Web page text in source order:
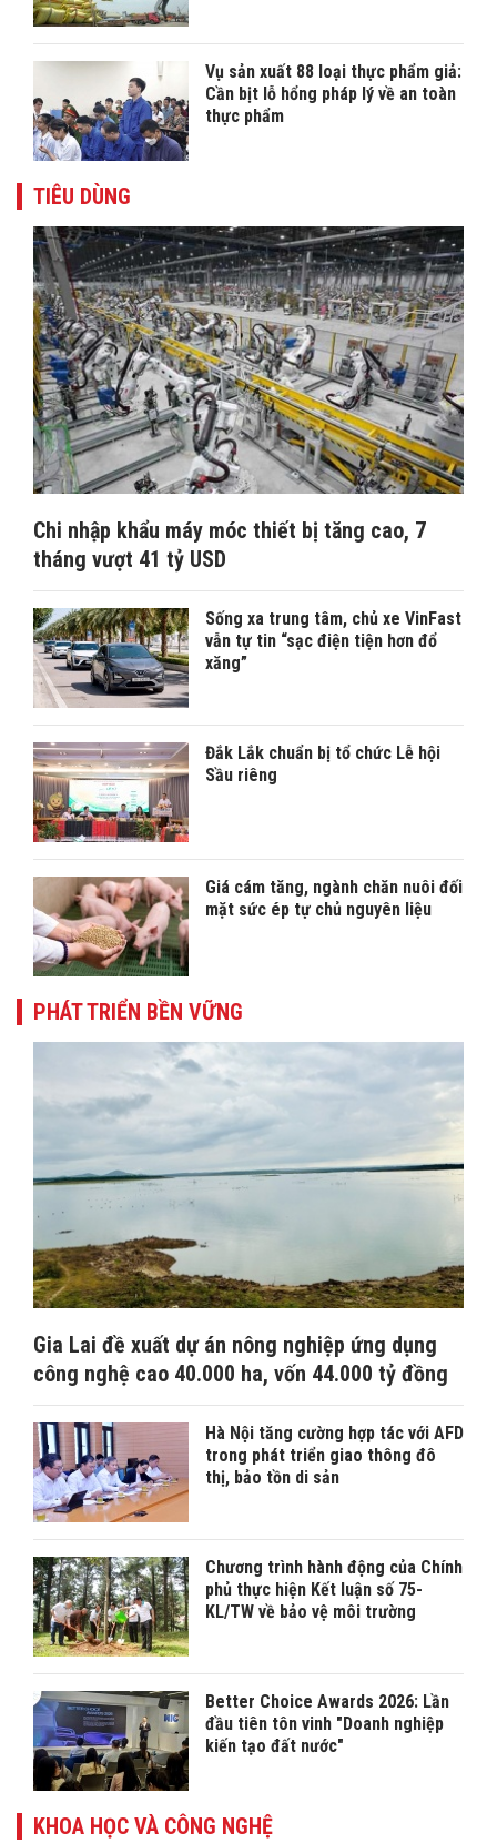
Vụ sản xuất 88 loại thực phẩm giả:
Cần bịt lỗ hổng pháp lý về an toàn
thực phẩm
TIÊU DÙNG
Chi nhập khẩu máy móc thiết bị tăng cao, 7
tháng vượt 41 tỷ USD
Sống xa trung tâm, chủ xe VinFast
vẫn tự tin “sạc điện tiện hơn đổ
xăng”
Đắk Lắk chuẩn bị tổ chức Lễ hội
Sầu riêng
Giá cám tăng, ngành chăn nuôi đối
mặt sức ép tự chủ nguyên liệu
PHÁT TRIỂN BỀN VỮNG
Gia Lai đề xuất dự án nông nghiệp ứng dụng
công nghệ cao 40.000 ha, vốn 44.000 tỷ đồng
Hà Nội tăng cường hợp tác với AFD
trong phát triển giao thông đô
thị, bảo tồn di sản
Chương trình hành động của Chính
phủ thực hiện Kết luận số 75-
KL/TW về bảo vệ môi trường
Better Choice Awards 2026: Lần
đầu tiên tôn vinh "Doanh nghiệp
kiến tạo đất nước"
KHOA HỌC VÀ CÔNG NGHỆ